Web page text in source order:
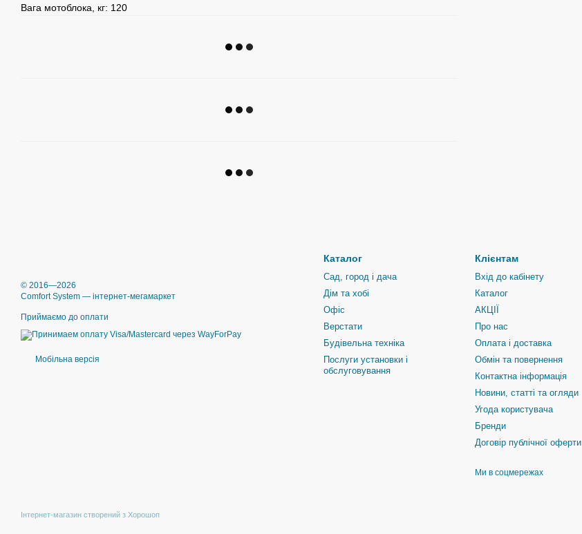
Вага мотоблока, кг: 120
© 2016—2026
Comfort System — інтернет-мегамаркет
Приймаємо до оплати
Мобільна версія
Інтернет-магазин створений з Хорошоп
Каталог
Сад, город і дача
Дім та хобі
Офіс
Верстати
Будівельна техніка
Послуги установки і
обслуговування
Клієнтам
Вхід до кабінету
Каталог
АКЦІЇ
Про нас
Оплата і доставка
Обмін та повернення
Контактна інформація
Новини, статті та огляди
Угода користувача
Бренди
Договір публічної оферти
Ми в соцмережах